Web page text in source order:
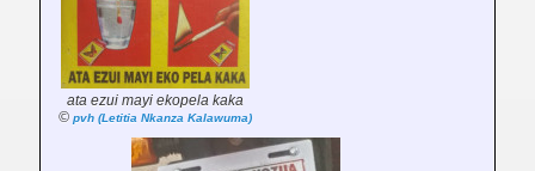
ata ezui mayi ekopela kaka
© pvh (Letitia Nkanza Kalawuma)